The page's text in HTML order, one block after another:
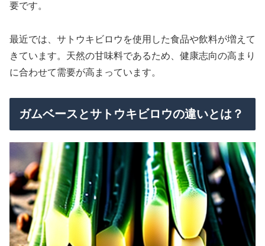
要です。
最近では、サトウキビロウを使用した食品や飲料が増えて
きています。天然の甘味料であるため、健康志向の高まり
に合わせて需要が高まっています。
ガムベースとサトウキビロウの違いとは？